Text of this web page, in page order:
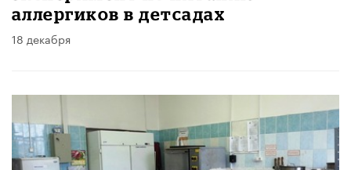
аллергиков в детсадах
18 декабря